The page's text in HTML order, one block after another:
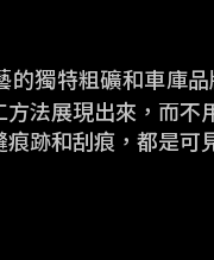
獨特粗礦和車庫品
法展現出來，而不
跡和刮痕，都是可